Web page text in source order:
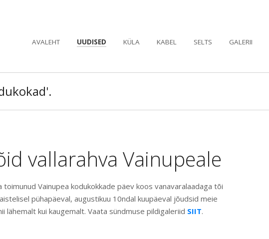
AVALEHT UUDISED KÜLA KABEL SELTS GALERII
vallarahva Vainupeale
Vainupea kodukokkade päev koos vanavaralaadaga tõi
pühapäeval, augustikuu 10ndal kuupäeval jõudsid meie
lähemalt kui kaugemalt. Vaata sündmuse pildigaleriid SIIT.